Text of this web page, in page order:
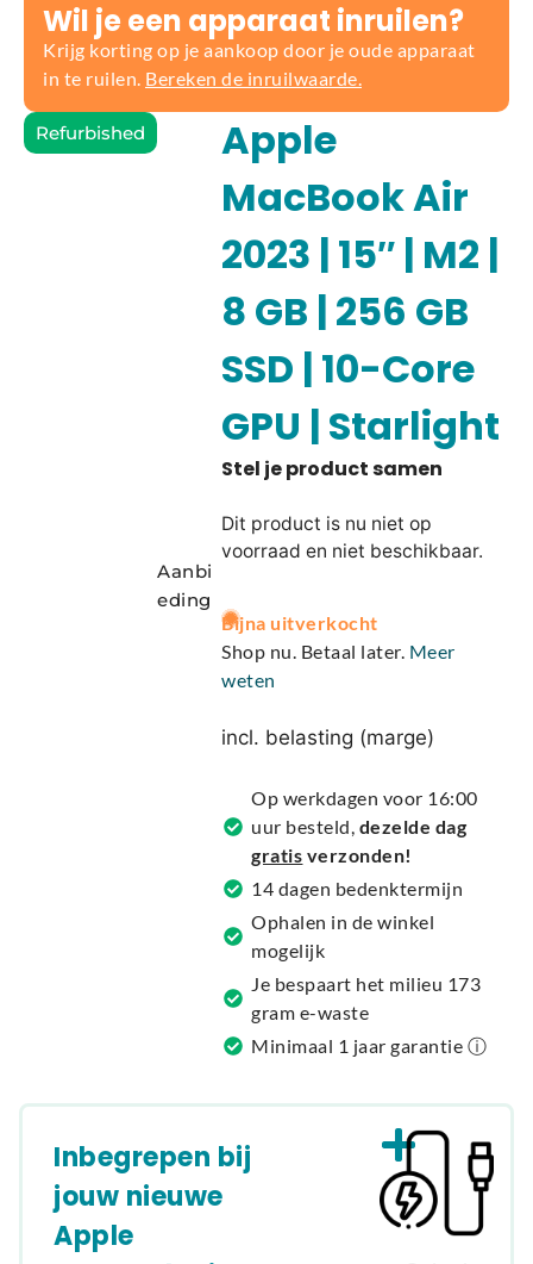
Wil je een apparaat inruilen?
Krijg korting op je aankoop door je oude apparaat
in te ruilen. Bereken de inruilwaarde.
Refurbished
Aanbi
eding
Apple
MacBook Air
2023 | 15″ | M2 |
8 GB | 256 GB
SSD | 10-Core
GPU | Starlight
Dit product is nu niet op
voorraad en niet beschikbaar.
A
l
t
r
t
v
e
:
Bijna uitverkocht
Shop nu. Betaal later. Meer
weten
incl. belasting (marge)
Op werkdagen voor 16:00
uur besteld, dezelde dag
gratis verzonden!
14 dagen bedenktermijn
Ophalen in de winkel
mogelijk
Je bespaart het milieu 173
gram e-waste
Minimaal 1 jaar garantie ⓘ
Inbegrepen bij
jouw nieuwe
Apple